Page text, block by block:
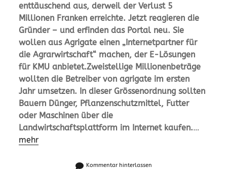
enttäuschend aus, derweil der Verlust 5
Millionen Franken erreichte. Jetzt reagieren die
Gründer – und erfinden das Portal neu. Sie
wollen aus Agrigate einen „Internetpartner für
die Agrarwirtschaft“ machen, der E-Lösungen
für KMU anbietet.Zweistellige Millionenbeträge
wollten die Betreiber von agrigate im ersten
Jahr umsetzen. In dieser Grössenordnung sollten
Bauern Dünger, Pflanzenschutzmittel, Futter
oder Maschinen über die
Landwirtschaftsplattform im Internet kaufen.…
mehr
Kommentar hinterlassen